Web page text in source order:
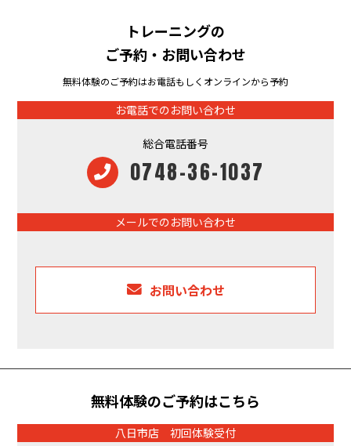
トレーニングの
ご予約・お問い合わせ
無料体験のご予約はお電話もしくオンラインから予約
お電話でのお問い合わせ
総合電話番号
0748-36-1037
メールでのお問い合わせ
お問い合わせ
無料体験のご予約はこちら
八日市店 初回体験受付